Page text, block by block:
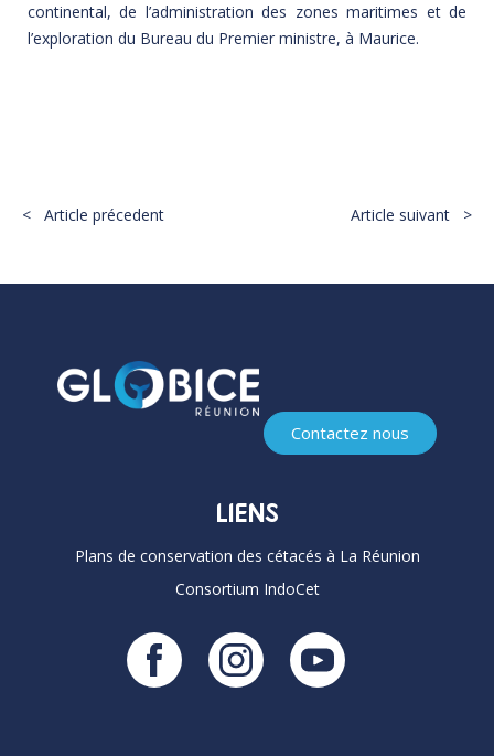
continental, de l’administration des zones maritimes et de
l’exploration du Bureau du Premier ministre, à Maurice.
< Article précedent Article suivant >
Contactez nous
LIENS
Plans de conservation des cétacés à La Réunion
Consortium IndoCet